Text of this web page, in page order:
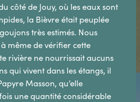
côté de Jouy, où les eaux sont
la Bièvre était peuplée
très estimés. Nous
à même de vérifier cette
rivière ne nourrissait aucuns
qui vivent dans les étangs, il
Masson, qu’elle
une quantité considérable